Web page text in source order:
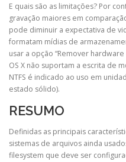
E quais são as limitações? Por
gravação maiores em
pode diminuir a expectativa de
formatam mídias de
usar a opção “Remover
OS X não suportam a escrita de
NTFS é indicado ao uso em
estado sólido).
RESUMO
Definidas as principais
sistemas de arquivos ainda
filesystem que deve ser